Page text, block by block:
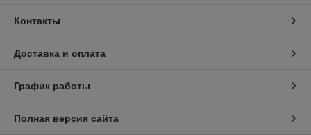
Контакты
Доставка и оплата
График работы
Полная версия сайта